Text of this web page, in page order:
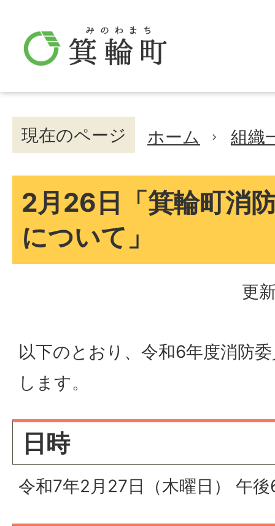
現在のページ ホーム 組織
2月26日「箕輪町消
について」
更
以下のとおり、令和6年度消防
します。
日時
令和7年2月27日（木曜日） 午